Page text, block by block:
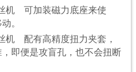
机 可加装磁力底座来使
。
配有高精度扭力夹套，
即便是攻盲孔，也不会扭断